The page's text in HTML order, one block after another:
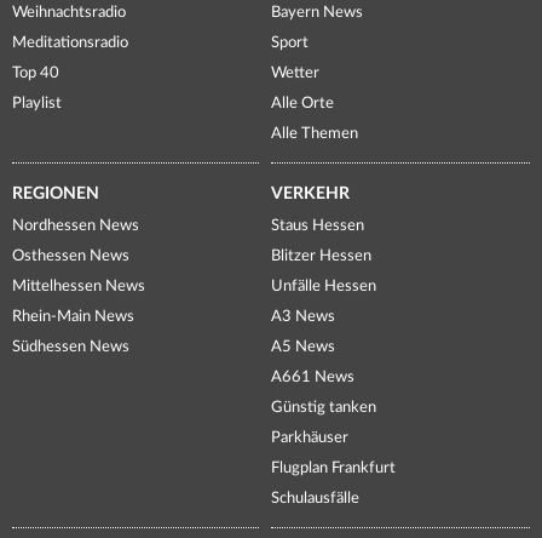
Weihnachtsradio
Meditationsradio
Top 40
Playlist
Bayern News
Sport
Wetter
Alle Orte
Alle Themen
REGIONEN
Nordhessen News
Osthessen News
Mittelhessen News
Rhein-Main News
Südhessen News
VERKEHR
Staus Hessen
Blitzer Hessen
Unfälle Hessen
A3 News
A5 News
A661 News
Günstig tanken
Parkhäuser
Flugplan Frankfurt
Schulausfälle